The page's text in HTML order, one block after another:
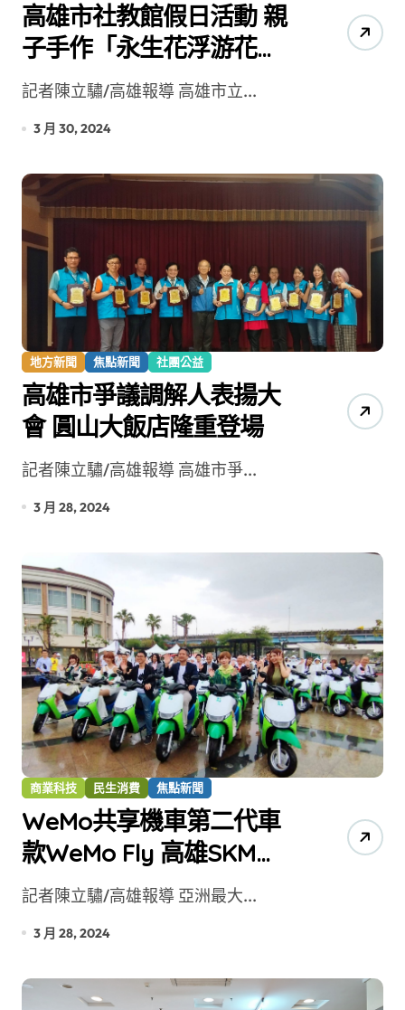
高雄市社教館假日活動 親
子手作「永生花浮游花
瓶」
記者陳立驌/高雄報導 高雄市立...
3 月 30, 2024
地方新聞 焦點新聞 社團公益
高雄市爭議調解人表揚大
會 圓山大飯店隆重登場
記者陳立驌/高雄報導 高雄市爭...
3 月 28, 2024
商業科技 民生消費 焦點新聞
WeMo共享機車第二代車
款WeMo Fly 高雄SKM
Park草衙正式亮相
記者陳立驌/高雄報導 亞洲最大...
3 月 28, 2024